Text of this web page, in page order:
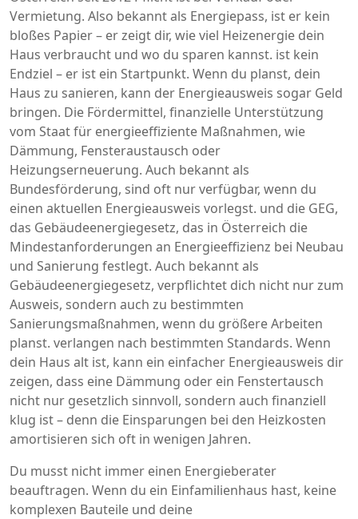
Vermietung. Also bekannt als Energiepass, ist er kein
bloßes Papier – er zeigt dir, wie viel Heizenergie dein
Haus verbraucht und wo du sparen kannst. ist kein
Endziel – er ist ein Startpunkt. Wenn du planst, dein
Haus zu sanieren, kann der Energieausweis sogar Geld
bringen. Die Fördermittel, finanzielle Unterstützung
vom Staat für energieeffiziente Maßnahmen, wie
Dämmung, Fensteraustausch oder
Heizungserneuerung. Auch bekannt als
Bundesförderung, sind oft nur verfügbar, wenn du
einen aktuellen Energieausweis vorlegst. und die GEG,
das Gebäudeenergiegesetz, das in Österreich die
Mindestanforderungen an Energieeffizienz bei Neubau
und Sanierung festlegt. Auch bekannt als
Gebäudeenergiegesetz, verpflichtet dich nicht nur zum
Ausweis, sondern auch zu bestimmten
Sanierungsmaßnahmen, wenn du größere Arbeiten
planst. verlangen nach bestimmten Standards. Wenn
dein Haus alt ist, kann ein einfacher Energieausweis dir
zeigen, dass eine Dämmung oder ein Fenstertausch
nicht nur gesetzlich sinnvoll, sondern auch finanziell
klug ist – denn die Einsparungen bei den Heizkosten
amortisieren sich oft in wenigen Jahren.
Du musst nicht immer einen Energieberater
beauftragen. Wenn du ein Einfamilienhaus hast, keine
komplexen Bauteile und deine